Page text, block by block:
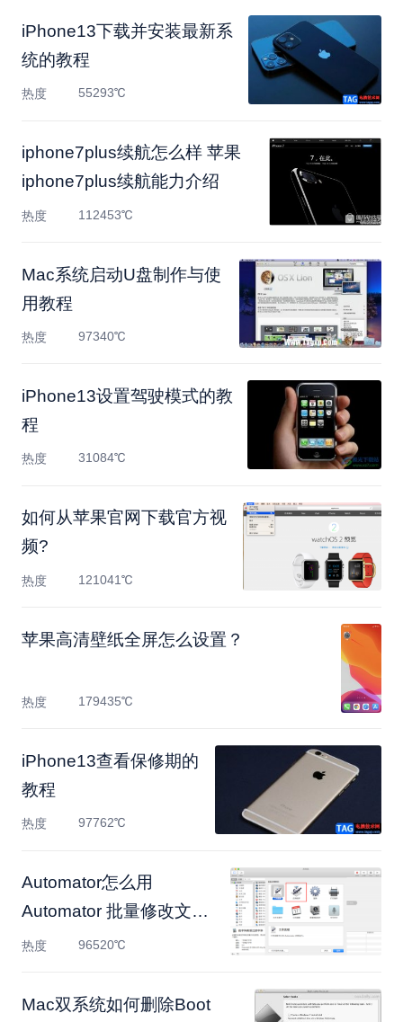
iPhone13下载并安装最新系
统的教程
热度 55293℃
iphone7plus续航怎么样 苹果
iphone7plus续航能力介绍
热度 112453℃
Mac系统启动U盘制作与使
用教程
热度 97340℃
iPhone13设置驾驶模式的教
程
热度 31084℃
如何从苹果官网下载官方视
频?
热度 121041℃
苹果高清壁纸全屏怎么设置？
热度 179435℃
​iPhone13查看保修期的
教程
热度 97762℃
Automator怎么用
Automator 批量修改文件
名教程
热度 96520℃
Mac双系统如何删除Boot